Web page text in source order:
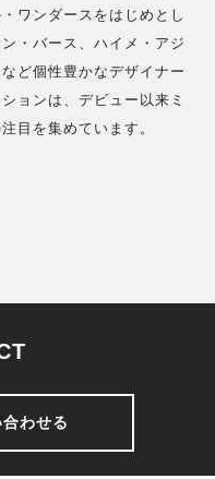
ワンダースをはじめとし
・バース、ハイメ・アジ
ど個性豊かなデザイナー
ョンは、デビュー以来ミ
目を集めています。
わせる